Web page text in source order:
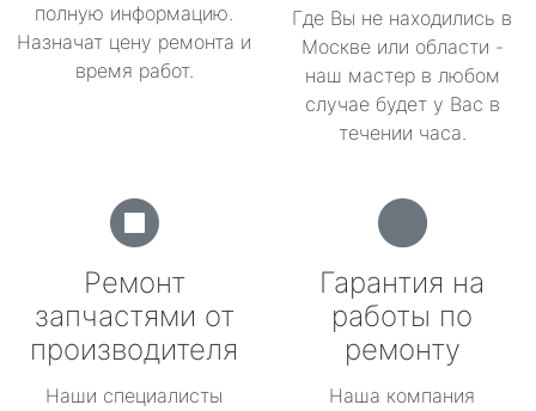
полную информацию.
Назначат цену ремонта и
время работ.
Где Вы не находились в
Москве или области -
наш мастер в любом
случае будет у Вас в
течении часа.
Ремонт
запчастями от
производителя
Наши специалисты
Гарантия на
работы по
ремонту
Наша компания